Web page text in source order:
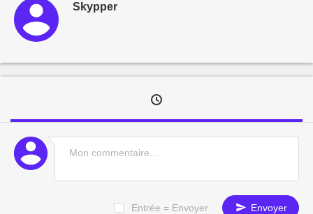
Skypper
Entrée = Envoyer Envoyer